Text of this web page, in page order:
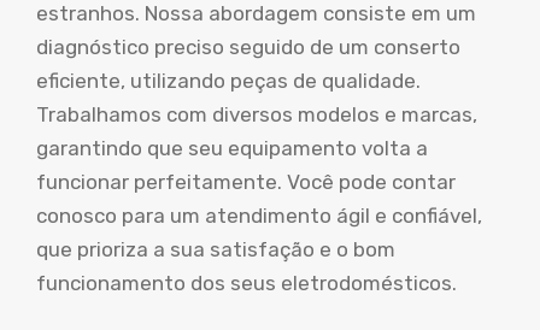
estranhos. Nossa abordagem consiste em um
diagnóstico preciso seguido de um conserto
eficiente, utilizando peças de qualidade.
Trabalhamos com diversos modelos e marcas,
garantindo que seu equipamento volta a
funcionar perfeitamente. Você pode contar
conosco para um atendimento ágil e confiável,
que prioriza a sua satisfação e o bom
funcionamento dos seus eletrodomésticos.